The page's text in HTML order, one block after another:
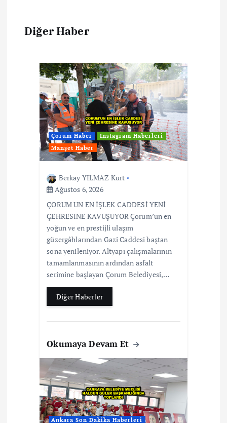
Diğer Haber
Çorum Haber
İnstagram Haberleri
Manşet Haber
Berkay YILMAZ Kurt
Ağustos 6, 2026
ÇORUM UN EN İŞLEK CADDESİ YENİ
ÇEHRESİNE KAVUŞUYOR Çorum’un en
yoğun ve en prestijli ulaşım
güzergâhlarından Gazi Caddesi baştan
sona yenileniyor. Altyapı çalışmalarının
tamamlanmasının ardından asfalt
serimine başlayan Çorum Belediyesi,…
Diğer Haberler
Okumaya Devam Et
Ankara Son Dakika Haberleri